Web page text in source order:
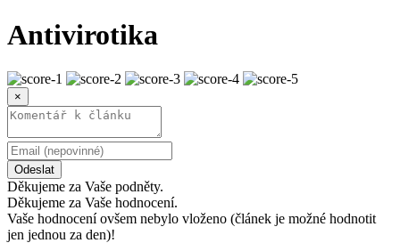
Antivirotika
×
Odeslat
Děkujeme za Vaše podněty.
Děkujeme za Vaše hodnocení.
Vaše hodnocení ovšem nebylo vloženo (článek je možné hodnotit
jen jednou za den)!